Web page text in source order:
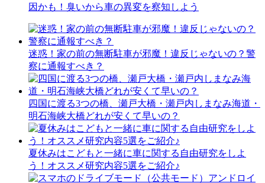
因かも！臭いから車の異変を察知しよう
迷惑！家の前の無断駐車が邪魔！違反じゃないの？警
察に通報すべき？
四国に渡る3つの橋、瀬戸大橋・瀬戸内しまなみ海道・
明石海峡大橋どれが安くて早いの？
夏休みはこどもと一緒に車に関する自由研究をしよ
う！オススメ研究内容5選をご紹介♪